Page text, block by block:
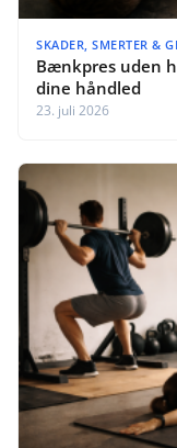
SKADER, SMERTER &
Bænkpres uden
dine håndled
23. juli 2026